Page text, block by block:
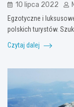
10 lipca 2022
Egzotyczne i
polskich turystów.
Czytaj dalej